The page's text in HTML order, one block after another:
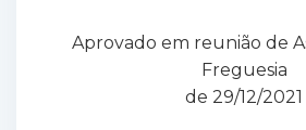
Aprovado em reunião de
Freguesia
de 29/12/2021